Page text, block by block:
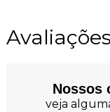
Nossos
veja